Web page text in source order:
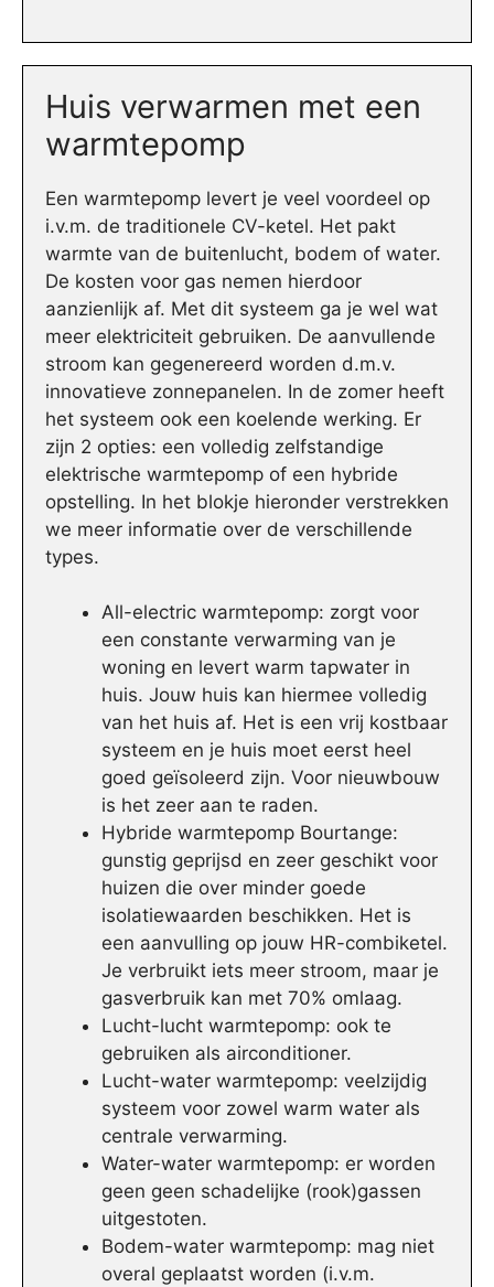
Huis verwarmen met een
warmtepomp
Een warmtepomp levert je veel voordeel op
i.v.m. de traditionele CV-ketel. Het pakt
warmte van de buitenlucht, bodem of water.
De kosten voor gas nemen hierdoor
aanzienlijk af. Met dit systeem ga je wel wat
meer elektriciteit gebruiken. De aanvullende
stroom kan gegenereerd worden d.m.v.
innovatieve zonnepanelen. In de zomer heeft
het systeem ook een koelende werking. Er
zijn 2 opties: een volledig zelfstandige
elektrische warmtepomp of een hybride
opstelling. In het blokje hieronder verstrekken
we meer informatie over de verschillende
types.
All-electric warmtepomp: zorgt voor
een constante verwarming van je
woning en levert warm tapwater in
huis. Jouw huis kan hiermee volledig
van het huis af. Het is een vrij kostbaar
systeem en je huis moet eerst heel
goed geïsoleerd zijn. Voor nieuwbouw
is het zeer aan te raden.
Hybride warmtepomp Bourtange:
gunstig geprijsd en zeer geschikt voor
huizen die over minder goede
isolatiewaarden beschikken. Het is
een aanvulling op jouw HR-combiketel.
Je verbruikt iets meer stroom, maar je
gasverbruik kan met 70% omlaag.
Lucht-lucht warmtepomp: ook te
gebruiken als airconditioner.
Lucht-water warmtepomp: veelzijdig
systeem voor zowel warm water als
centrale verwarming.
Water-water warmtepomp: er worden
geen geen schadelijke (rook)gassen
uitgestoten.
Bodem-water warmtepomp: mag niet
overal geplaatst worden (i.v.m.